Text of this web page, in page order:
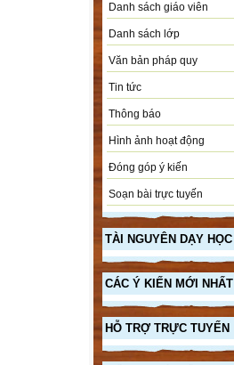
Danh sách giáo viên
Danh sách lớp
Văn bản pháp quy
Tin tức
Thông báo
Hình ảnh hoạt động
Đóng góp ý kiến
Soạn bài trực tuyến
TÀI NGUYÊN DẠY HỌC
CÁC Ý KIẾN MỚI NHẤT
HỖ TRỢ TRỰC TUYẾN